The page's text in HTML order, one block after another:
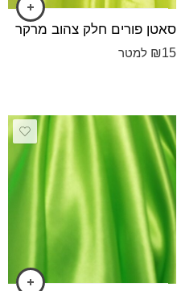
סאטן פורים חלק צהוב מרקר
₪15 למטר